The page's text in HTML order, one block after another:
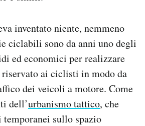
inventato niente, nemmeno
ciclabili sono da anni uno degli
ed economici per realizzare
ai ciclisti in modo da
dei veicoli a motore. Come
dell’urbanismo tattico, che
temporanei sullo spazio